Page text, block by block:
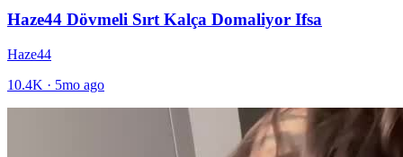
Haze44 Dövmeli Sırt Kalça Domaliyor Ifsa
Haze44
10.4K · 5mo ago